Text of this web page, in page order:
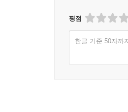
평점
한글 기준 50자까